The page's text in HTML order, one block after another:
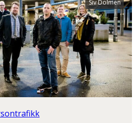
Siv Dolmen